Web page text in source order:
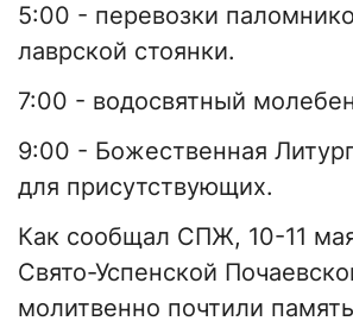
5:00 - перевозки
лаврской стоянки.
7:00 - водосвятный
9:00 - Божественная
для присутствующих.
Как сообщал СПЖ, 10-11
Свято-Успенской
молитвенно почтили память